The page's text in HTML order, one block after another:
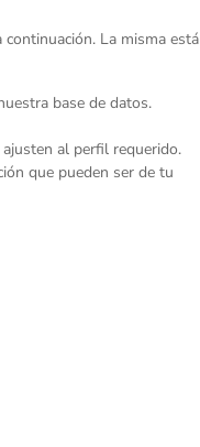
La misma está
base de datos.
al perfil requerido.
que pueden ser de tu